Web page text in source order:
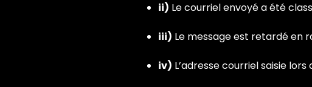
ii) Le courriel envoyé a été
iii) Le message est retardé en
iv) L’adresse courriel saisie